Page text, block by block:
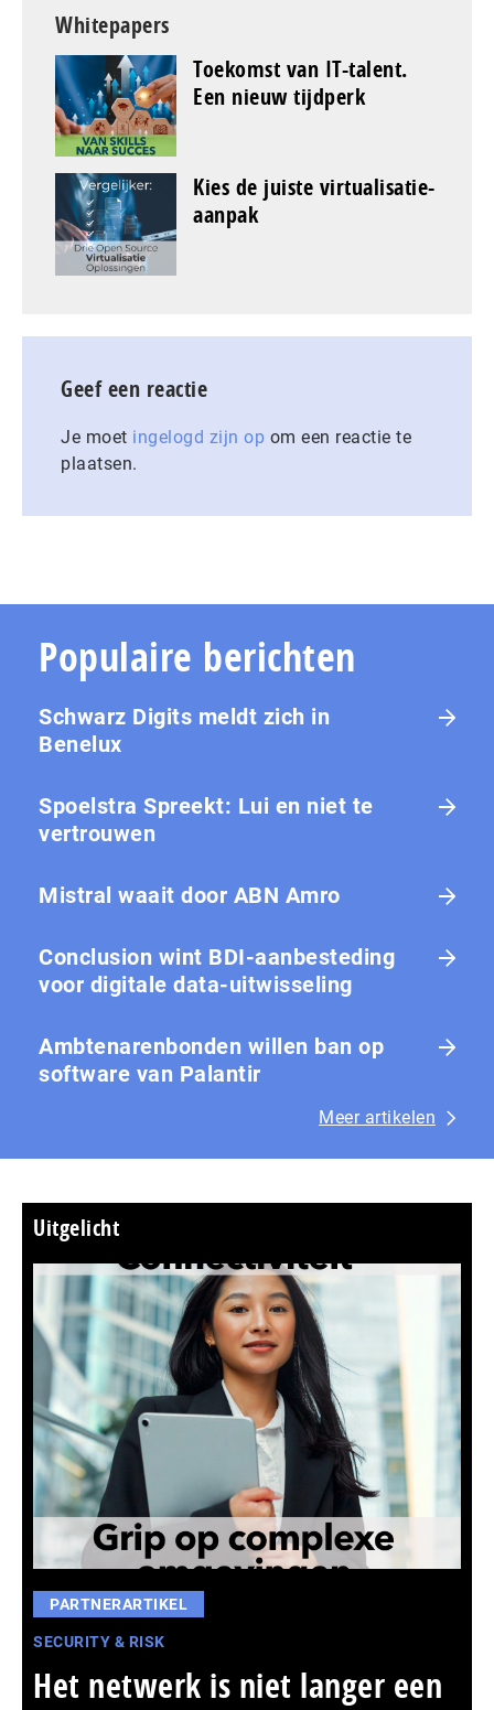
Whitepapers
Toekomst van IT-talent.
Een nieuw tijdperk
Kies de juiste virtualisatie-
aanpak
Geef een reactie
Je moet ingelogd zijn op om een reactie te
plaatsen.
Populaire berichten
Schwarz Digits meldt zich in
Benelux
Spoelstra Spreekt: Lui en niet te
vertrouwen
Mistral waait door ABN Amro
Conclusion wint BDI-aanbesteding
voor digitale data-uitwisseling
Ambtenarenbonden willen ban op
software van Palantir
Meer artikelen
Uitgelicht
PARTNERARTIKEL
SECURITY & RISK
Het netwerk is niet langer een